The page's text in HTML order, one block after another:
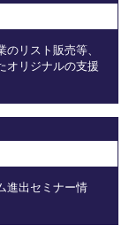
リスト販売等、
オリジナルの支援
進出セミナー情